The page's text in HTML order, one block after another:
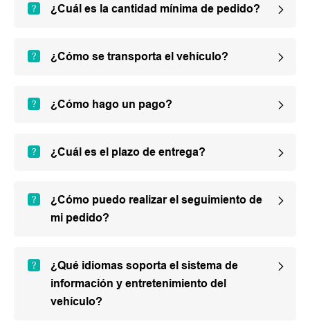
¿Cuál es la cantidad mínima de pedido?
¿Cómo se transporta el vehículo?
¿Cómo hago un pago?
¿Cuál es el plazo de entrega?
¿Cómo puedo realizar el seguimiento de
mi pedido?
¿Qué idiomas soporta el sistema de
información y entretenimiento del
vehículo?